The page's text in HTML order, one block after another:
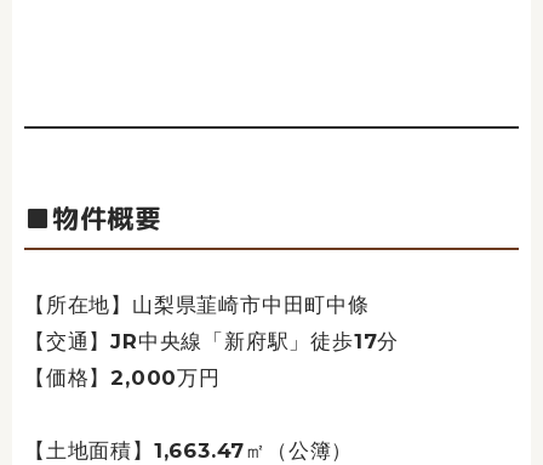
■物件概要
【所在地】山梨県韮崎市中田町中條
【交通】JR中央線「新府駅」徒歩17分
【価格】2,000万円
【土地面積】1,663.47㎡（公簿）